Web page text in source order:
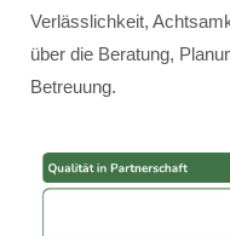
Verlässlichkeit,
über die Beratung,
Betreuung.